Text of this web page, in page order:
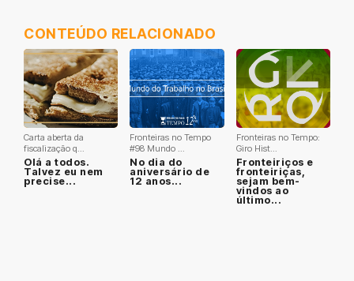
CONTEÚDO RELACIONADO
Carta aberta da
fiscalização q...
Olá a todos.
Talvez eu nem
precise...
Fronteiras no Tempo
#98 Mundo ...
No dia do
aniversário de
12 anos...
Fronteiras no Tempo:
Giro Hist...
Fronteiriços e
fronteiriças,
sejam bem-
vindos ao
último...